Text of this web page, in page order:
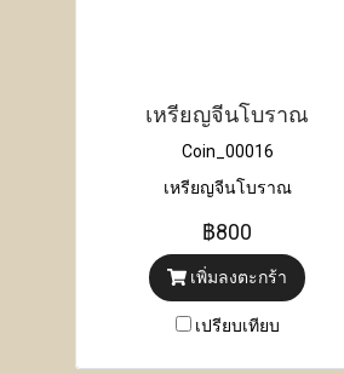
เหรียญจีนโบราณ
Coin_00016
เหรียญจีนโบราณ
฿800
เพิ่มลงตะกร้า
เปรียบเทียบ